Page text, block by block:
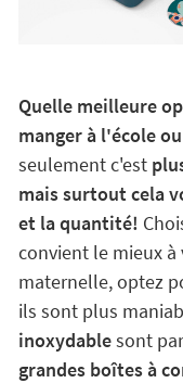
Quelle meilleure
manger à l'école
seulement c'est
mais surtout cela
et la quantité!
convient le mieux à
maternelle, optez
ils sont plus
inoxydablesont
grandes boîtes à